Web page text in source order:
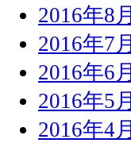
2016年8月
2016年7月
2016年6月
2016年5月
2016年4月